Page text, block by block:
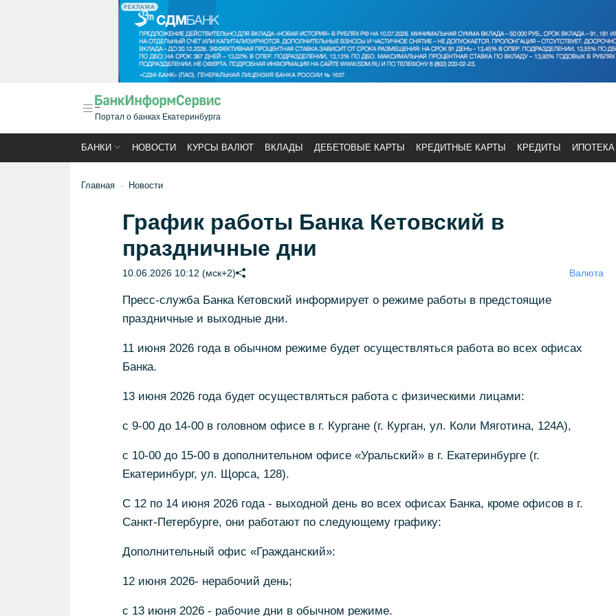
РЕКЛАМА
Портал о банках Екатеринбурга
БАНКИ НОВОСТИ КУРСЫ ВАЛЮТ ВКЛАДЫ ДЕБЕТОВЫЕ КАРТЫ КРЕДИТНЫЕ КАРТЫ КРЕДИТЫ ИПОТЕКА
Главная Новости
График работы Банка Кетовский в
праздничные дни
10.06.2026 10:12 (мск+2) Валюта
Пресс-служба Банка Кетовский информирует о режиме работы в предстоящие
праздничные и выходные дни.
11 июня 2026 года в обычном режиме будет осуществляться работа во всех офисах
Банка.
13 июня 2026 года будет осуществляться работа с физическими лицами:
с 9-00 до 14-00 в головном офисе в г. Кургане (г. Курган, ул. Коли Мяготина, 124А),
с 10-00 до 15-00 в дополнительном офисе «Уральский» в г. Екатеринбурге (г.
Екатеринбург, ул. Щорса, 128).
С 12 по 14 июня 2026 года - выходной день во всех офисах Банка, кроме офисов в г.
Санкт-Петербурге, они работают по следующему графику:
Дополнительный офис «Гражданский»:
12 июня 2026- нерабочий день;
с 13 июня 2026 - рабочие дни в обычном режиме.